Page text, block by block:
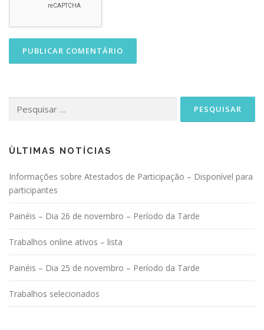
por:
ÙLTIMAS NOTÍCIAS
Informações sobre Atestados de Participação – Disponível para
participantes
Painéis – Dia 26 de novembro – Período da Tarde
Trabalhos online ativos – lista
Painéis – Dia 25 de novembro – Período da Tarde
Trabalhos selecionados